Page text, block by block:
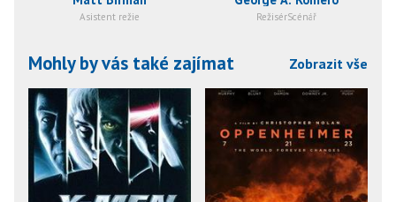
Asistent režie RežisérScénář
Mohly by vás také zajímat Zobrazit vše